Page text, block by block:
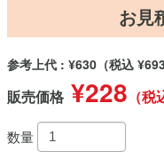
お見
参考上代 : ¥630 （税込 ¥693
販売価格 ¥228 （税
数量